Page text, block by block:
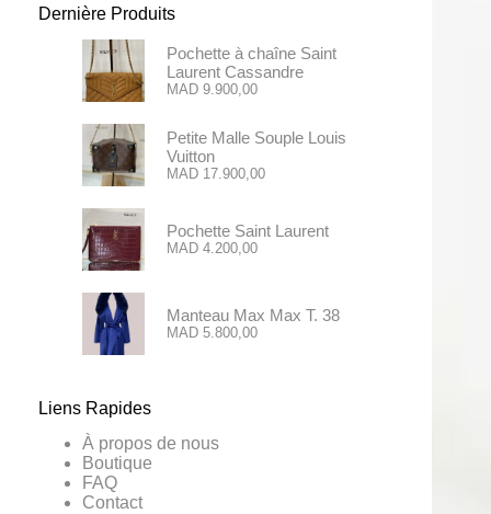
Dernière Produits
Pochette à chaîne Saint
Laurent Cassandre
MAD9.900,00
Petite Malle Souple Louis
Vuitton
MAD17.900,00
Pochette Saint Laurent
MAD4.200,00
Manteau Max Max T. 38
MAD5.800,00
Liens Rapides
À propos de nous
Boutique
FAQ
Contact